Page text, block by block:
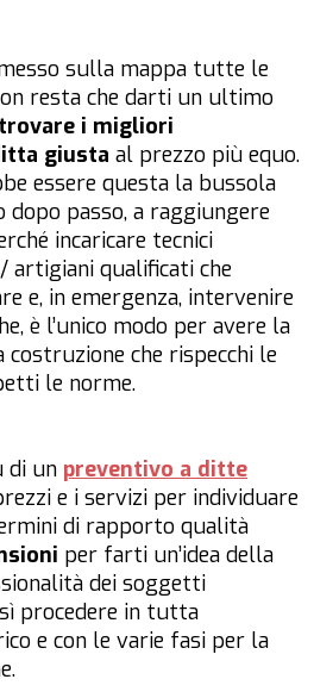
sulla mappa tutte le
resta che darti un ultimo
trovare i migliori
giusta al prezzo più equo.
essere questa la bussola
dopo passo, a raggiungere
incaricare tecnici
artigiani qualificati che
e, in emergenza, intervenire
è l’unico modo per avere la
costruzione che rispecchi le
le norme.
di un preventivo a ditte
e i servizi per individuare
di rapporto qualità
per farti un’idea della
dei soggetti
procedere in tutta
e con le varie fasi per la